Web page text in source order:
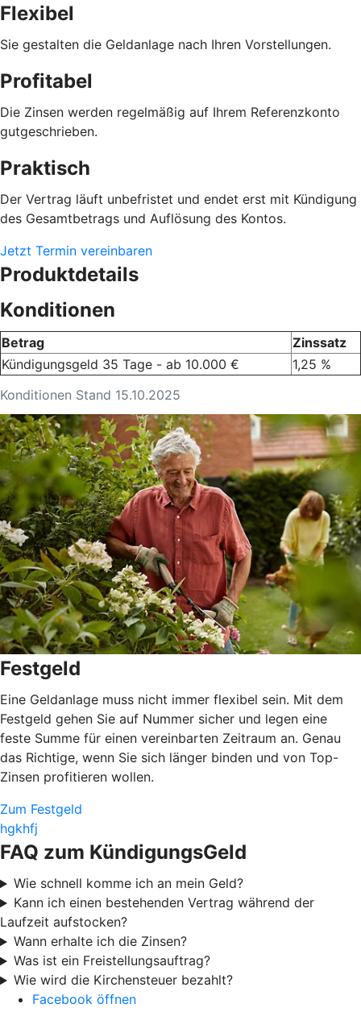
Flexibel
Sie gestalten die Geldanlage nach Ihren Vorstellungen.
Profitabel
Die Zinsen werden regelmäßig auf Ihrem Referenzkonto
gutgeschrieben.
Praktisch
Der Vertrag läuft unbefristet und endet erst mit Kündigung
des Gesamtbetrags und Auflösung des Kontos.
Jetzt Termin vereinbaren
Produktdetails
Konditionen
Konditionen Stand 15.10.2025
Betrag
Zinssatz
Kündigungsgeld 35 Tage - ab 10.000 €
1,25 %
Festgeld
Eine Geldanlage muss nicht immer flexibel sein. Mit dem
Festgeld gehen Sie auf Nummer sicher und legen eine
feste Summe für einen vereinbarten Zeitraum an. Genau
das Richtige, wenn Sie sich länger binden und von Top-
Zinsen profitieren wollen.
Zum Festgeld
hgkhfj
FAQ zum KündigungsGeld
Wie schnell komme ich an mein Geld?
Kann ich einen bestehenden Vertrag während der
Laufzeit aufstocken?
Wann erhalte ich die Zinsen?
Was ist ein Freistellungsauftrag?
Wie wird die Kirchensteuer bezahlt?
Facebook öffnen